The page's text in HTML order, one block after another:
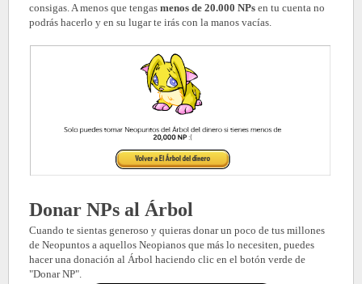
consigas. A menos que tengas menos de 20.000 NPs en tu cuenta no
podrás hacerlo y en su lugar te irás con la manos vacías.
Donar NPs al Árbol
Cuando te sientas generoso y quieras donar un poco de tus millones
de Neopuntos a aquellos Neopianos que más lo necesiten, puedes
hacer una donación al Árbol haciendo clic en el botón verde de
"Donar NP".